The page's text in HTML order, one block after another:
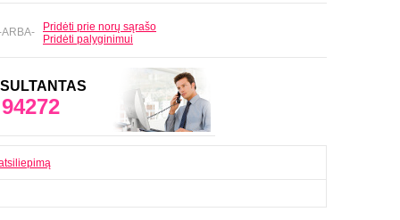
Pridėti prie norų sąrašo
Pridėti palyginimui